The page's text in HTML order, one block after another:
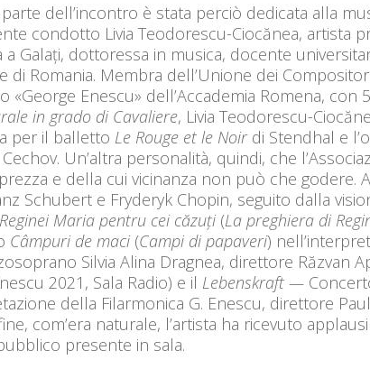
dell’incontro è stata perciò dedicata alla
condotto Livia Teodorescu-Ciocănea, artista
a Galați, dottoressa in musica, docente
di Romania. Membra dell’Unione dei
«George Enescu» dell’Accademia Romena, con
in grado di Cavaliere, Livia Teodorescu-
per il balletto Le Rouge et le Noirdi Stendhal e
Un’altra personalità, quindi, che
e della cui vicinanza non può che godere.
Schubert e Fryderyk Chopin, seguito dalla
Maria pentru cei căzuți (La preghiera di
Câmpuri de maci (Campi di papaveri)
Silvia Alina Dragnea, direttore Răzvan
2021, Sala Radio) e il Lebenskraft —
della Filarmonica G. Enescu, direttore
com’era naturale, l’artista ha ricevuto
presente in sala.